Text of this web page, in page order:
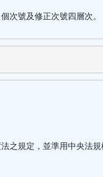
次號及修正次號四層次。
之規定，並準用中央法規